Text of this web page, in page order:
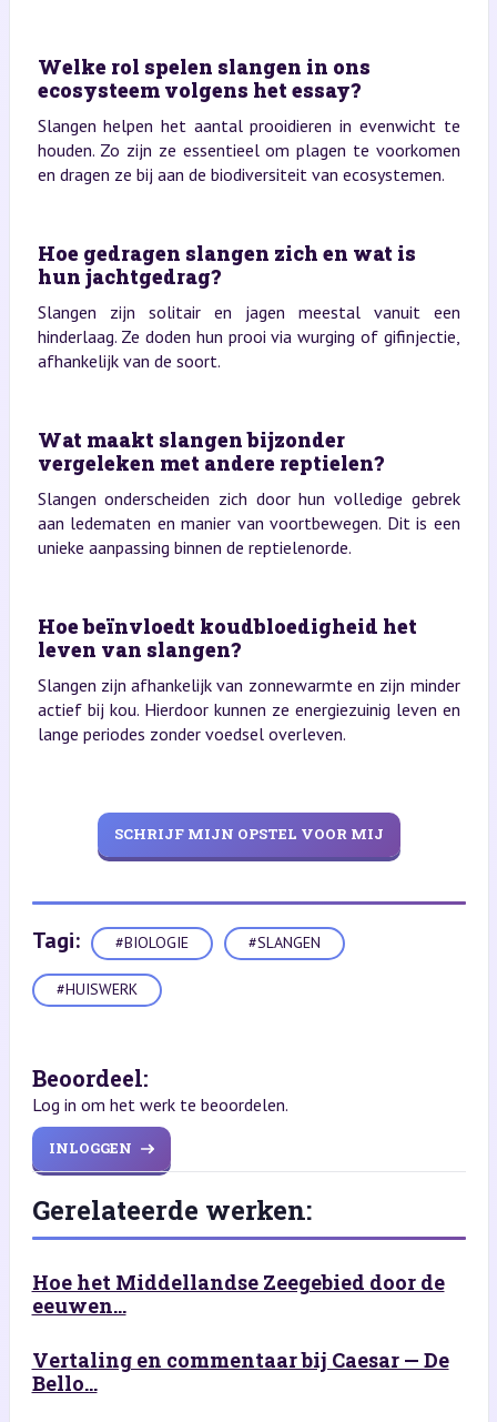
Welke rol spelen slangen in ons
ecosysteem volgens het essay?
Slangen helpen het aantal prooidieren in evenwicht te
houden. Zo zijn ze essentieel om plagen te voorkomen
en dragen ze bij aan de biodiversiteit van ecosystemen.
Hoe gedragen slangen zich en wat is
hun jachtgedrag?
Slangen zijn solitair en jagen meestal vanuit een
hinderlaag. Ze doden hun prooi via wurging of gifinjectie,
afhankelijk van de soort.
Wat maakt slangen bijzonder
vergeleken met andere reptielen?
Slangen onderscheiden zich door hun volledige gebrek
aan ledematen en manier van voortbewegen. Dit is een
unieke aanpassing binnen de reptielenorde.
Hoe beïnvloedt koudbloedigheid het
leven van slangen?
Slangen zijn afhankelijk van zonnewarmte en zijn minder
actief bij kou. Hierdoor kunnen ze energiezuinig leven en
lange periodes zonder voedsel overleven.
SCHRIJF MIJN OPSTEL VOOR MIJ
Tagi: #BIOLOGIE #SLANGEN
#HUISWERK
Beoordeel:
Log in om het werk te beoordelen.
INLOGGEN
Gerelateerde werken:
Hoe het Middellandse Zeegebied door de
eeuwen...
Vertaling en commentaar bij Caesar — De
Bello...